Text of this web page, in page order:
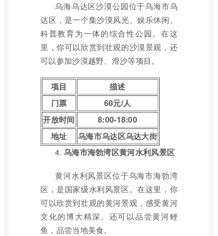
乌海乌达区沙漠公园位于乌海市乌
达区，是一个集沙漠风光、娱乐休闲、
科普教育为一体的综合性公园。在这
里，你可以欣赏到壮观的沙漠景观，还
可以参加沙漠越野、滑沙等项目。
项目
描述
门票
60元/人
开放时间
8:00-18:00
地址
乌海市乌达区乌达大街
4. 乌海市海勃湾区黄河水利风景区
黄河水利风景区位于乌海市海勃湾
区，是国家级水利风景区。在这里，你
可以欣赏到壮观的黄河景观，感受黄河
文化的博大精深。还可以品尝黄河鲤
鱼，品尝当地美食。